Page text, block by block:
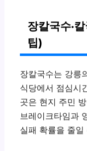
장칼국수·
팁)
장칼국수는 강릉
식당에서 점심시
곳은 현지 주민
브레이크타임과
실패 확률을 줄일